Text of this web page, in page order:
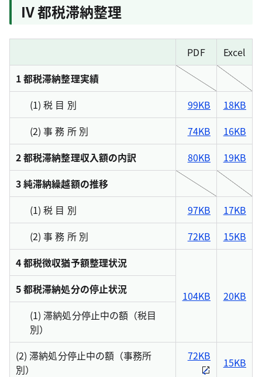
IV 都税滞納整理
PDF
Excel
1 都税滞納整理実績
(1) 税 目 別
99KB
18KB
(2) 事 務 所 別
74KB
16KB
2 都税滞納整理収入額の内訳
80KB
19KB
3 純滞納繰越額の推移
(1) 税 目 別
97KB
17KB
(2) 事 務 所 別
72KB
15KB
4 都税徴収猶予額整理状況
104KB 20KB
5 都税滞納処分の停止状況
(1) 滞納処分停止中の額（税目
別）
(2) 滞納処分停止中の額（事務所
別）
72KB 15KB